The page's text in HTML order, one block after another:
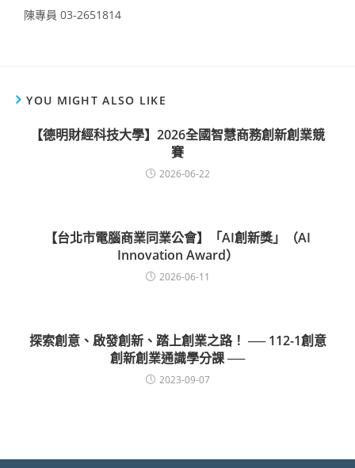
陳專員 03-2651814
YOU MIGHT ALSO LIKE
【德明財經科技大學】2026全國智慧商務創新創業競
賽
2026-06-22
【台北市電腦商業同業公會】「AI創新獎」（AI
Innovation Award）
2026-06-11
探索創意、啟發創新、踏上創業之路！ ── 112-1創意
創新創業通識學分課 ──
2023-09-07